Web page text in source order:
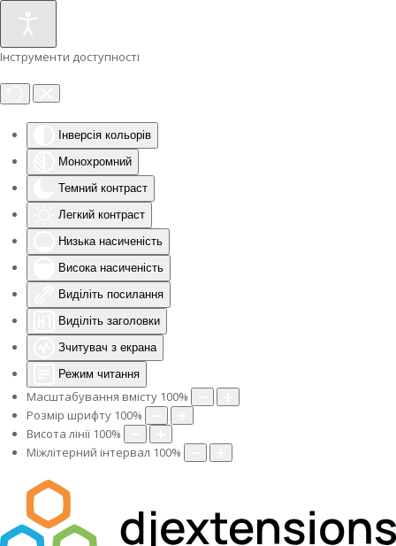
Інструменти доступності
Інверсія кольорів
Монохромний
Темний контраст
Легкий контраст
Низька насиченість
Висока насиченість
Виділіть посилання
Виділіть заголовки
Зчитувач з екрана
Режим читання
Масштабування вмісту 100%
Розмір шрифту 100%
Висота лінії 100%
Міжлітерний інтервал 100%